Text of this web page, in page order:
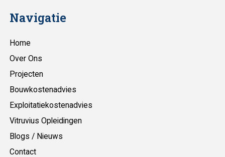
Navigatie
Home
Over Ons
Projecten
Bouwkostenadvies
Exploitatiekostenadvies
Vitruvius Opleidingen
Blogs / Nieuws
Contact